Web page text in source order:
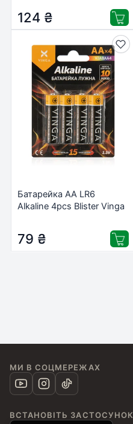
124 ₴
Батарейка AA LR6
Alkaline 4pcs Blister Vinga
79 ₴
МИ В СОЦМЕРЕЖАХ
ВСТАНОВІТЬ ЗАСТОСУНОК